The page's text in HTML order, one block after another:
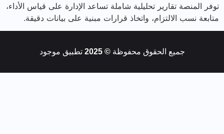
توفر المنصة تقارير تحليلية شاملة تساعد الإدارة على قياس الأداء،
متابعة نسب الالتزام، واتخاذ قرارات مبنية على بيانات دقيقة.
جميع الحقوق محفوظة© 2025 تطبيق موجود